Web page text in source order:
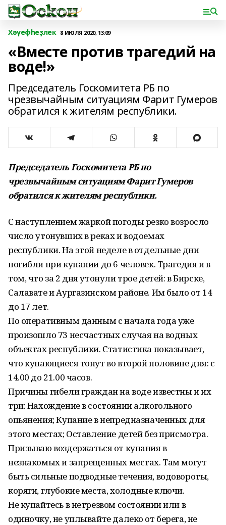
Хәүефһеҙлек 8 ИЮЛЯ 2020, 13:09
«Вместе против трагедий на
воде!»
Председатель Госкомитета РБ по
чрезвычайным ситуациям Фарит Гумеров
обратился к жителям республики.
Председатель Госкомитета РБ по
чрезвычайным ситуациям Фарит Гумеров
обратился к жителям республики.
С наступлением жаркой погоды резко возросло
число утонувших в реках и водоемах
республики. На этой неделе в отдельные дни
погибли при купании до 6 человек. Трагедия и в
том, что за 2 дня утонули трое детей: в Бирске,
Салавате и Аургазинском районе. Им было от 14
до 17 лет.
По оперативным данным с начала года уже
произошло 73 несчастных случая на водных
объектах республики. Статистика показывает,
что купающиеся тонут во второй половине дня: с
14.00 до 21.00 часов.
Причины гибели граждан на воде известны и их
три: Нахождение в состоянии алкогольного
опьянения; Купание в непредназначенных для
этого местах; Оставление детей без присмотра.
Призываю воздержаться от купания в
незнакомых и запрещенных местах. Там могут
быть сильные подводные течения, водовороты,
коряги, глубокие места, холодные ключи.
Не купайтесь в нетрезвом состоянии или в
одиночку, не уплывайте далеко от берега, не